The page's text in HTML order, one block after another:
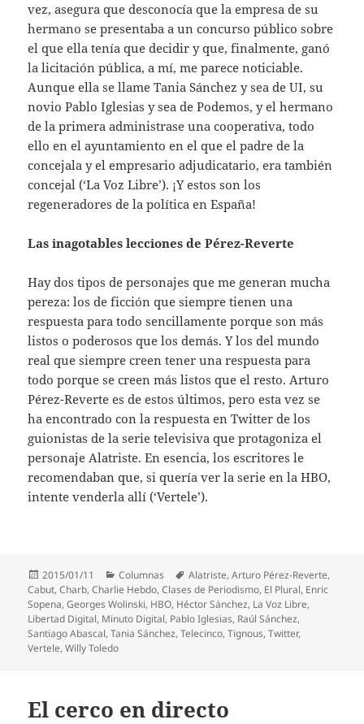
vez, asegura que desconocía que la empresa de su
hermano se presentaba a un concurso público sobre
el que ella tenía que decidir y que, finalmente, ganó
la licitación pública, a mí, me parece noticiable.
Aunque ella se llame Tania Sánchez y sea de UI, su
novio Pablo Iglesias y sea de Podemos, y el hermano
de la primera administrase una cooperativa, todo
ello en el ayuntamiento en el que el padre de la
concejala y el empresario adjudicatario, era también
concejal (‘La Voz Libre’). ¡Y estos son los
regeneradores de la política en España!
Las inagotables lecciones de Pérez-Reverte
Hay dos tipos de personajes que me generan mucha
pereza: los de ficción que siempre tienen una
respuesta para todo sencillamente porque son más
listos o poderosos que los demás. Y los del mundo
real que siempre creen tener una respuesta para
todo porque se creen más listos que el resto. Arturo
Pérez-Reverte es de estos últimos, pero esta vez se
ha encontrado con la respuesta en Twitter de los
guionistas de la serie televisiva que protagoniza el
personaje Alatriste. En esencia, los escritores le
recomendaban que, si quería ver la serie en la HBO,
intente venderla allí (‘Vertele’).
Publicado
el
2015/01/11 Categorías
Columnas Etiquetas
Alatriste,Arturo Pérez-Reverte,
Cabut,Charb,Charlie Hebdo,Clases de Periodismo, El Plural, Enric
Sopena,Georges Wolinski, HBO, Héctor Sánchez, La Voz Libre,
Libertad Digital, Minuto Digital, Pablo Iglesias, Raúl Sánchez,
Santiago Abascal,Tania Sánchez,Telecinco,Tignous,Twitter,
Vertele,Willy Toledo
El cerco en directo